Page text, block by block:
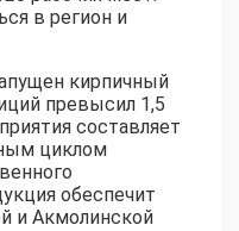
в регион и
кирпичный
превысил 1,5
составляет
циклом
обеспечит
и Акмолинской